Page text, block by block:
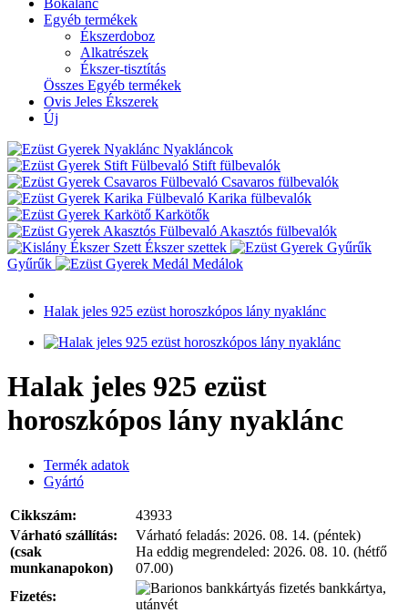
Bokalánc
Egyéb termékek
Ékszerdoboz
Alkatrészek
Ékszer-tisztítás
Összes Egyéb termékek
Ovis Jeles Ékszerek
Új
Nyakláncok
Stift fülbevalók
Csavaros fülbevalók
Karika fülbevalók
Karkötők
Akasztós fülbevalók
Ékszer szettek
Gyűrűk
Medálok
Halak jeles 925 ezüst horoszkópos lány nyaklánc
Halak jeles 925 ezüst
horoszkópos lány nyaklánc
Termék adatok
Gyártó
Cikkszám:
43933
Várható szállítás:
(csak
munkanapokon)
Várható feladás: 2026. 08. 14. (péntek)
Ha eddig megrendeled: 2026. 08. 10. (hétfő
07.00)
Fizetés:
bankkártya,
utánvét